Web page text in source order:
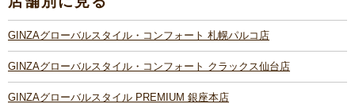
GINZAグローバルスタイル・コンフォート 札幌パルコ店
GINZAグローバルスタイル・コンフォート クラックス仙台店
GINZAグローバルスタイル PREMIUM 銀座本店